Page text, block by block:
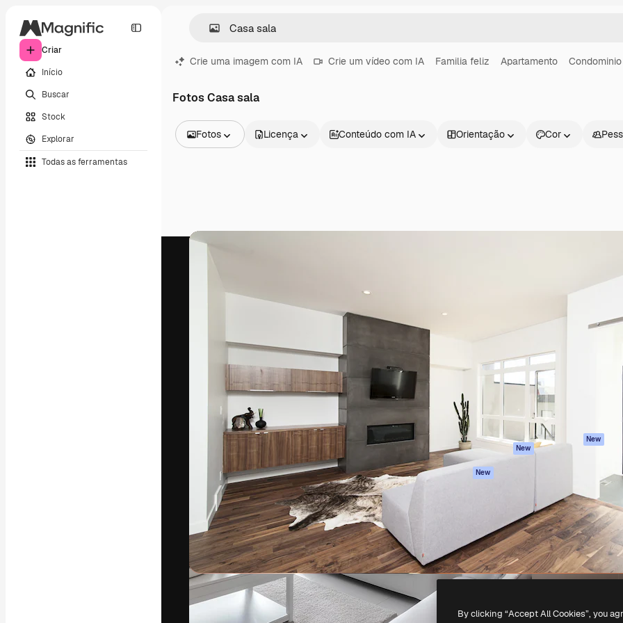
Criar
Início
Buscar
Stock
Explorar
Todas as ferramentas
Crie uma imagem com IA Crie um vídeo com IA Familia feliz Apartamento Condominio
Fotos Casa sala
Fotos
Vídeos
Clipes de vídeo
Animações
Modelos 3D
Licença Conteúdo com IA Orientação Cor
A plataforma criativa para você direcionar
assinantes entre criativos, empresas,
agências e estúdios.
Português
imagens
Gerador de vídeos
Texto para voz
Conteúdo de stock
MCP para
Claude/ChatGPT
New
Agentes New
ferramentas
Atendimento
Termos e
privacidade
Originais
New
confiabilidade
Afiliados
Empresas
Copyright © 2010- 2026Freepik Company S.L.U. Todos os direitos reservados.
By clicking “Accept All Cookies”, you